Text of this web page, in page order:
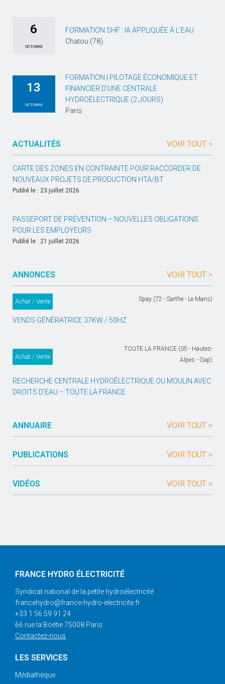
6
OCTOBRE
FORMATION SHF : IA APPLIQUÉE À L’EAU
Chatou (78)
13
OCTOBRE
FORMATION | PILOTAGE ÉCONOMIQUE ET
FINANCIER D’UNE CENTRALE
HYDROÉLECTRIQUE (2 JOURS)
Paris
ACTUALITÉS VOIR TOUT >
CARTE DES ZONES EN CONTRAINTE POUR RACCORDER DE
NOUVEAUX PROJETS DE PRODUCTION HTA/BT
Publié le : 23 juillet 2026
PASSEPORT DE PRÉVENTION – NOUVELLES OBLIGATIONS
POUR LES EMPLOYEURS
Publié le : 21 juillet 2026
ANNONCES VOIR TOUT >
Achat / Vente Spay (72 - Sarthe - Le Mans)
VENDS GÉNÉRATRICE 37KW / 50HZ
Achat / Vente
TOUTE LA FRANCE (05 - Hautes-
Alpes - Gap)
RECHERCHE CENTRALE HYDROÉLECTRIQUE OU MOULIN AVEC
DROITS D’EAU – TOUTE LA FRANCE
ANNUAIRE VOIR TOUT >
PUBLICATIONS VOIR TOUT >
VIDÉOS VOIR TOUT >
FRANCE HYDRO ÉLECTRICITÉ
Syndicat national de la petite hydroélectricité
francehydro@france-hydro-electricite.fr
+33 1 56 59 91 24
66 rue la Boétie 75008 Paris
Contactez-nous
LES SERVICES
Médiathèque